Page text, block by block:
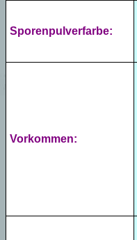
Sporenpulverfarbe:
Vorkommen: